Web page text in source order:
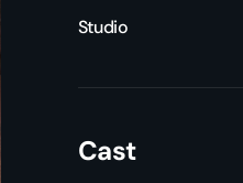
Studio
Cast